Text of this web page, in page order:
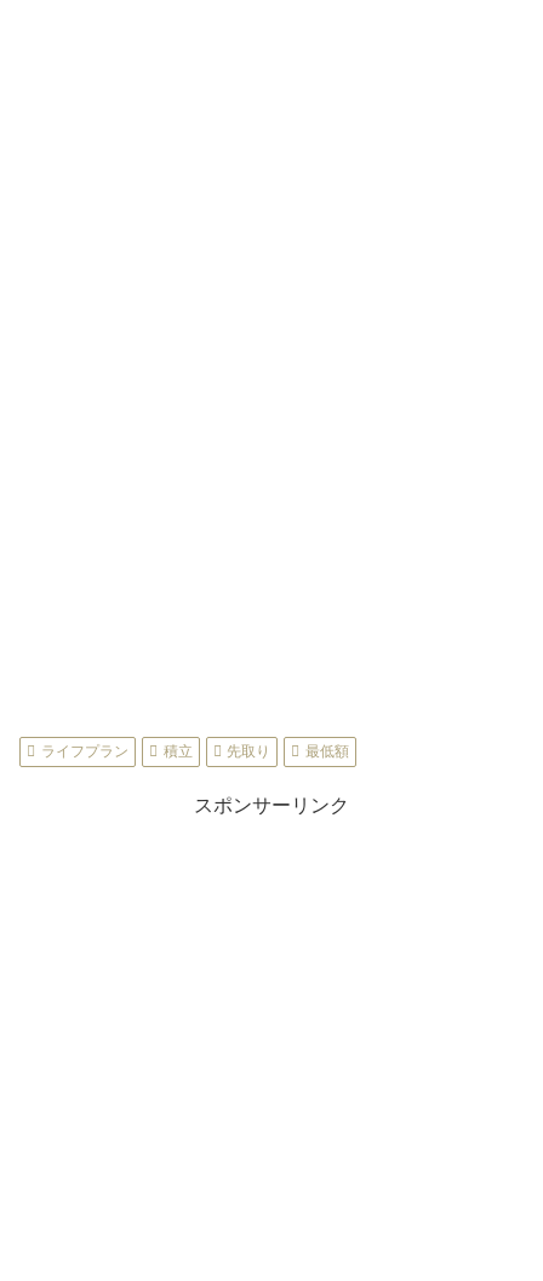
ライフプラン 積立 先取り 最低額
スポンサーリンク